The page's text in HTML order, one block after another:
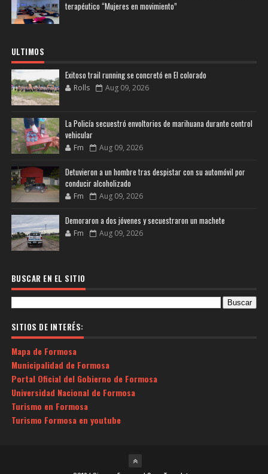
terapéutico “Mujeres en movimiento”
ULTIMOS
Exitoso trail running se concretó en El colorado
Rolls Aug 09, 2026
La Policía secuestró envoltorios de marihuana durante control
vehicular
Fm Aug 09, 2026
Detuvieron a un hombre tras despistar con su automóvil por
conducir alcoholizado
Fm Aug 09, 2026
Demoraron a dos jóvenes y secuestraron un machete
Fm Aug 09, 2026
BUSCAR EN EL SITIO
SITIOS DE INTERÉS:
Mapa de Formosa
Municipalidad de Formosa
Portal Oficial del Gobierno de Formosa
Universidad Nacional de Formosa
Turismo en Formosa
Turismo Formosa en youtube